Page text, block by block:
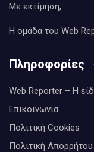
Με εκτίμηση,
Η ομάδα του Web
Πληροφορίες
Web Reporter – Η
Επικοινωνία
Πολιτική Cookies
Πολιτική Απορρήτου